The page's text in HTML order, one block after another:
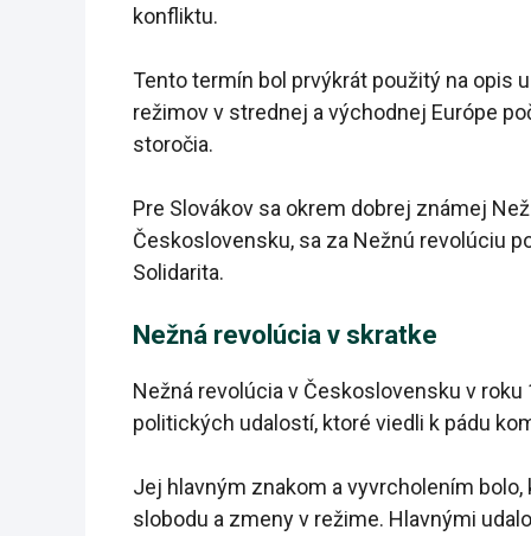
konfliktu.
Tento termín bol prvýkrát použitý na opis
režimov v strednej a východnej Európe
storočia.
Pre Slovákov sa okrem dobrej známej
Československu, sa za Nežnú revolúciu
Solidarita.
Nežná revolúcia v skratke
Nežná revolúcia v Československu v
politických udalostí, ktoré viedli k pádu
Jej hlavným znakom a vyvrcholením
slobodu a zmeny v režime. Hlavnými